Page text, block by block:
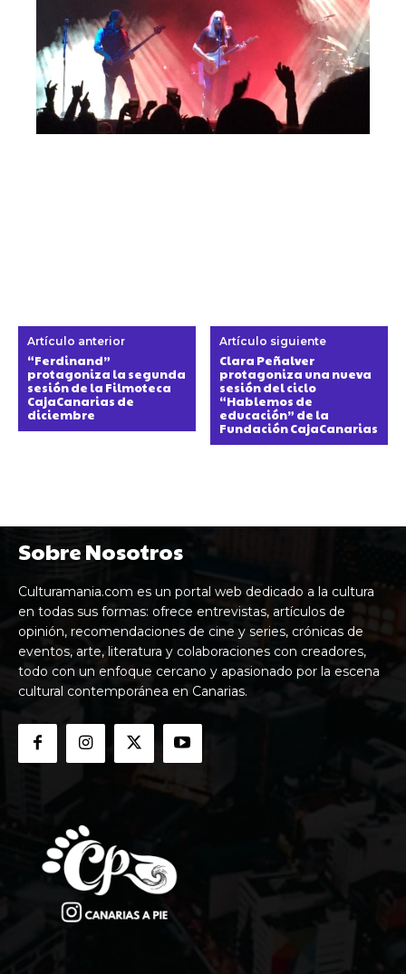
Artículo anterior
“Ferdinand”
protagoniza la segunda
sesión de la Filmoteca
CajaCanarias de
diciembre
Artículo siguiente
Clara Peñalver
protagoniza una nueva
sesión del ciclo
“Hablemos de
educación” de la
Fundación CajaCanarias
Sobre Nosotros
Culturamania.com es un portal web dedicado a la cultura
en todas sus formas: ofrece entrevistas, artículos de
opinión, recomendaciones de cine y series, crónicas de
eventos, arte, literatura y colaboraciones con creadores,
todo con un enfoque cercano y apasionado por la escena
cultural contemporánea en Canarias.